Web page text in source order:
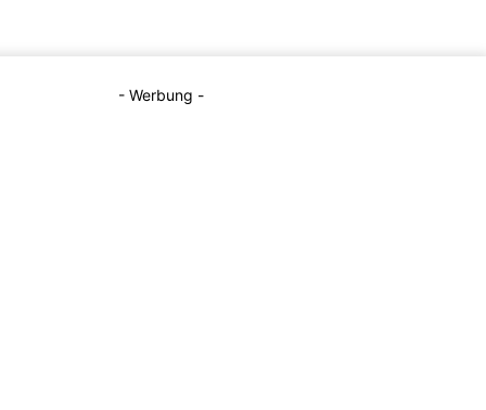
- Werbung -